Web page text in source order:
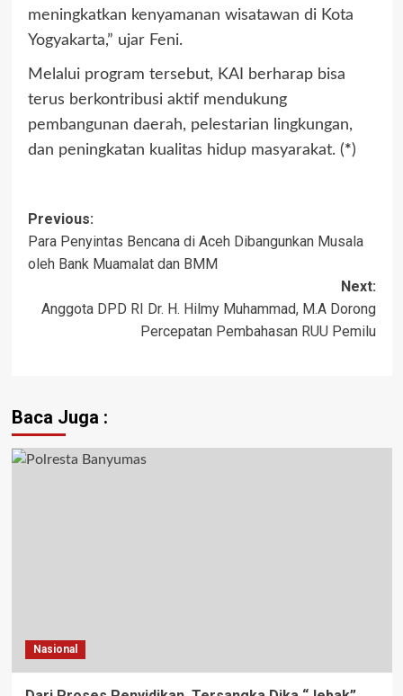
meningkatkan kenyamanan wisatawan di Kota
Yogyakarta,” ujar Feni.
Melalui program tersebut, KAI berharap bisa
terus berkontribusi aktif mendukung
pembangunan daerah, pelestarian lingkungan,
dan peningkatan kualitas hidup masyarakat. (*)
Post
navigation
Previous:
Para Penyintas Bencana di Aceh Dibangunkan Musala
oleh Bank Muamalat dan BMM
Next:
Anggota DPD RI Dr. H. Hilmy Muhammad, M.A Dorong
Percepatan Pembahasan RUU Pemilu
Baca Juga :
Nasional